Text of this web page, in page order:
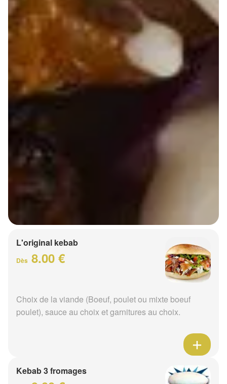
L'original kebab
Dès 8.00 €
Choix de la viande (Boeuf, poulet ou mixte boeuf
poulet), sauce au choix et garnitures au choix.
Kebab 3 fromages